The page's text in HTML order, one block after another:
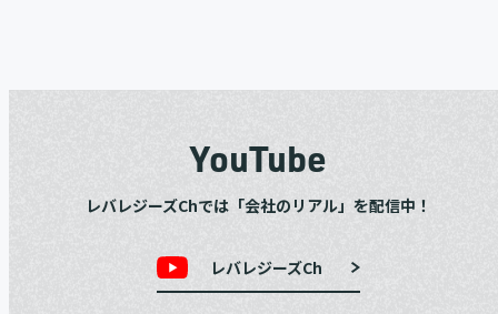
YouTube
レバレジーズChでは「会社のリアル」を配信中！
レバレジーズCh